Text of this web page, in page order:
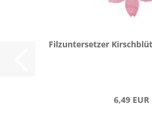
Filz­un­ter­set­zer
6,49 EUR